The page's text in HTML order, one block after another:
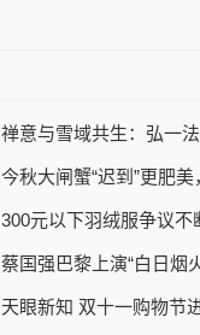
禅意与雪域共生：弘一
今秋大闸蟹“迟到”更肥
300元以下羽绒服争议
蔡国强巴黎上演“白日烟
天眼新知 双十一购物节